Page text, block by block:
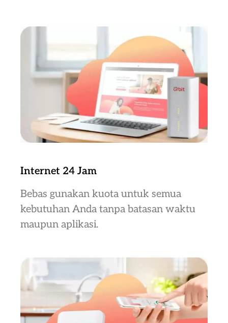
Internet 24 Jam
Bebas gunakan kuota untuk semua
kebutuhan Anda tanpa batasan waktu
maupun aplikasi.